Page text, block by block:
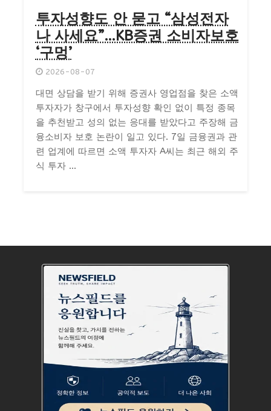
투자성향도 안 묻고 “삼성전자
나 사세요”…KB증권 소비자보호
‘구멍’
2026-08-07
대면 상담을 받기 위해 증권사 영업점을 찾은 소액
투자자가 창구에서 투자성향 확인 없이 특정 종목
을 추천받고 성의 없는 응대를 받았다고 주장해 금
융소비자 보호 논란이 일고 있다. 7일 금융권과 관
련 업계에 따르면 소액 투자자 A씨는 최근 해외 주
식 투자 ...